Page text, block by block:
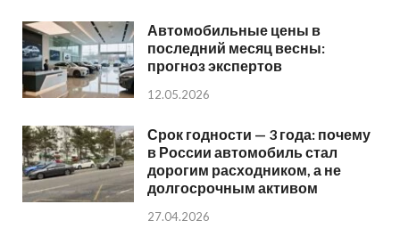
Автомобильные цены в
последний месяц весны:
прогноз экспертов
12.05.2026
Срок годности — 3 года: почему
в России автомобиль стал
дорогим расходником, а не
долгосрочным активом
27.04.2026